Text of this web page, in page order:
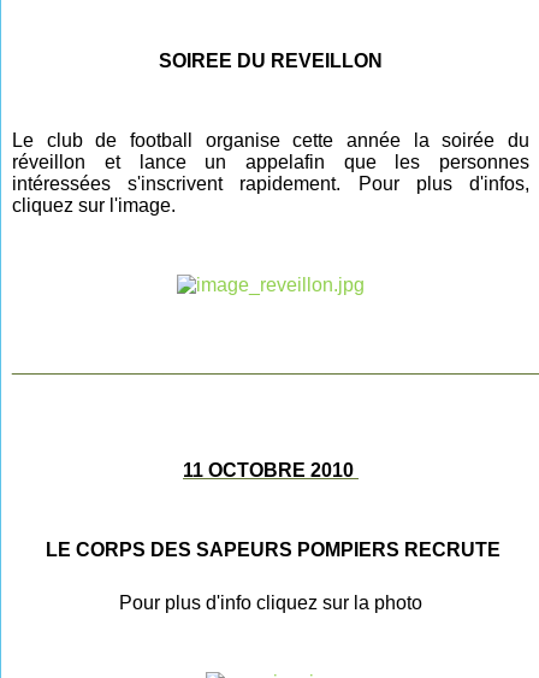
SOIREE DU REVEILLON
Le club de football organise cette année la soirée du
réveillon et lance un appel afin que les personnes
intéressées s'inscrivent rapidement. Pour plus d'infos,
cliquez sur l'image.
11 OCTOBRE 2010
LE CORPS DES SAPEURS POMPIERS RECRUTE
Pour plus d'info cliquez sur la photo